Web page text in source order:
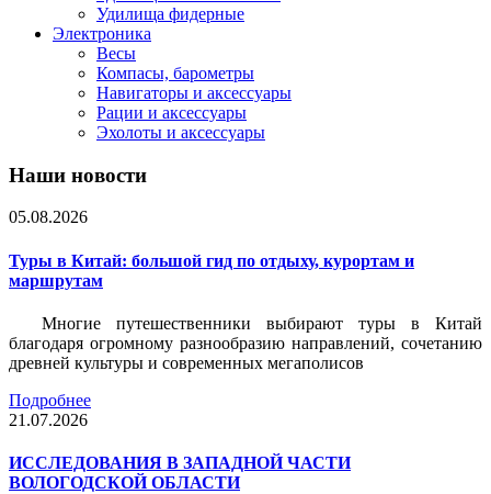
Удилища фидерные
Электроника
Весы
Компасы, барометры
Навигаторы и аксессуары
Рации и аксессуары
Эхолоты и аксессуары
Наши новости
05.08.2026
Туры в Китай: большой гид по отдыху, курортам и
маршрутам
Многие путешественники выбирают туры в Китай
благодаря огромному разнообразию направлений, сочетанию
древней культуры и современных мегаполисов
Подробнее
21.07.2026
ИССЛЕДОВАНИЯ В ЗАПАДНОЙ ЧАСТИ
ВОЛОГОДСКОЙ ОБЛАСТИ